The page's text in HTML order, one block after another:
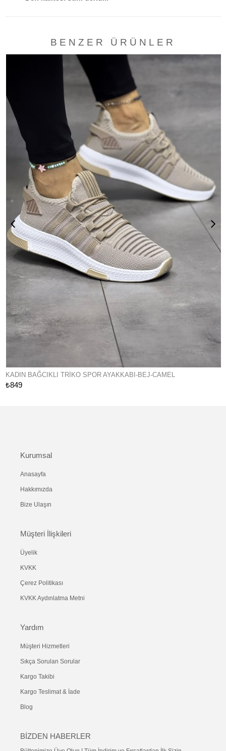
tercih edebilirsiniz.
BENZER ÜRÜNLER
KADIN BAĞCIKLI TRIKO SPOR AYAKKABI-BEJ-CAMEL
₺849
Kurumsal
Anasayfa
Hakkımızda
Bize Ulaşın
Müşteri İlişkileri
Üyelik
KVKK
Çerez Politikası
KVKK Aydınlatma Metni
Yardım
Müşteri Hizmetleri
Sıkça Sorulan Sorular
Kargo Takibi
Kargo Teslimat & İade
Blog
BİZDEN HABERLER